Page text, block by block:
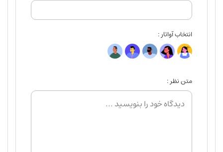
انتخاب آواتار :
متن نظر :